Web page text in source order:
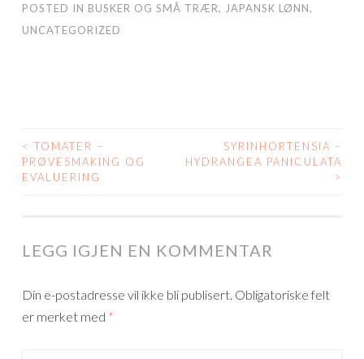
POSTED IN BUSKER OG SMÅ TRÆR, JAPANSK LØNN,
UNCATEGORIZED
POST
NAVIGATION
< TOMATER –
PRØVESMAKING OG
EVALUERING
SYRINHORTENSIA –
HYDRANGEA PANICULATA
>
LEGG IGJEN EN KOMMENTAR
Din e-postadresse vil ikke bli publisert. Obligatoriske felt
er merket med *